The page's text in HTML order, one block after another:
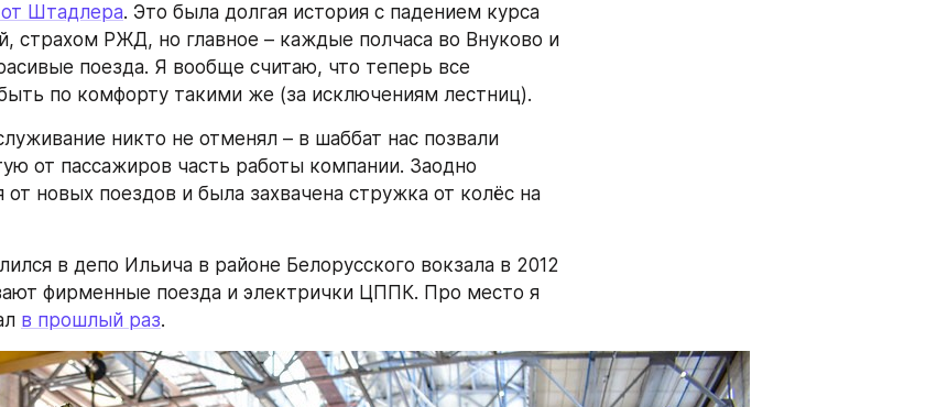
Штадлера. Это была долгая история с падением курса
страхом РЖД, но главное – каждые полчаса во Внуково и
поезда. Я вообще считаю, что теперь все
по комфорту такими же (за исключениям лестниц).
никто не отменял – в шаббат нас позвали
от пассажиров часть работы компании. Заодно
от новых поездов и была захвачена стружка от колёс на
в депо Ильича в районе Белорусского вокзала в 2012
фирменные поезда и электрички ЦППК. Про место я
в прошлый раз.